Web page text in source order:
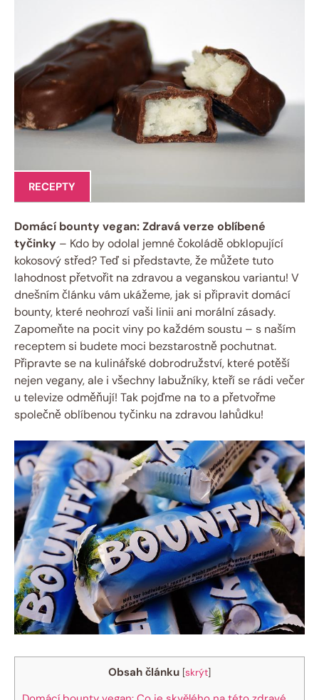
RECEPTY
Domácí bounty vegan: Zdravá verze oblíbené
tyčinky – Kdo by odolal jemné čokoládě obklopující
kokosový střed? Teď si představte, že můžete tuto
lahodnost přetvořit na zdravou a veganskou variantu! V
dnešním článku vám ukážeme, jak si připravit domácí
bounty, které neohrozí vaši linii ani morální zásady.
Zapomeňte na pocit viny po každém soustu – s naším
receptem si budete moci bezstarostně pochutnat.
Připravte se na kulinářské dobrodružství, které potěší
nejen vegany, ale i všechny labužníky, kteří se rádi večer
u televize odměňují! Tak pojďme na to a přetvořme
společně oblíbenou tyčinku na zdravou lahůdku!
Obsah článku [skrýt]